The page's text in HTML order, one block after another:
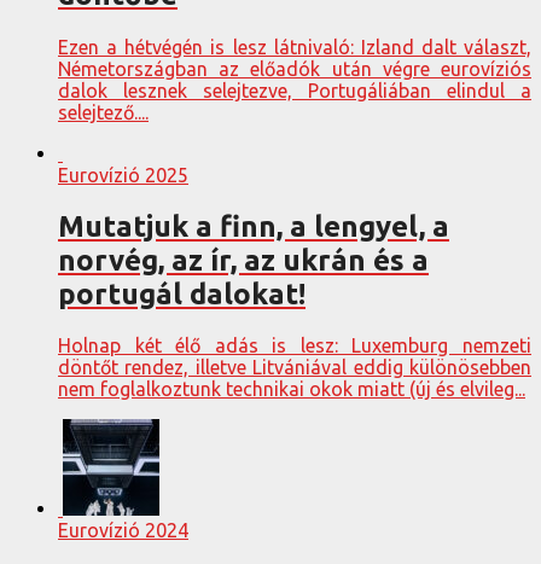
Ezen a hétvégén is lesz látnivaló: Izland dalt választ,
Németországban az előadók után végre eurovíziós
dalok lesznek selejtezve, Portugáliában elindul a
selejtező....
Eurovízió 2025
Mutatjuk a finn, a lengyel, a
norvég, az ír, az ukrán és a
portugál dalokat!
Holnap két élő adás is lesz: Luxemburg nemzeti
döntőt rendez, illetve Litvániával eddig különösebben
nem foglalkoztunk technikai okok miatt (új és elvileg...
Eurovízió 2024